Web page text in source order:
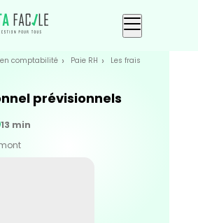
comptabilité Paie RH Les frais de personnel
prévisionnels
13 min